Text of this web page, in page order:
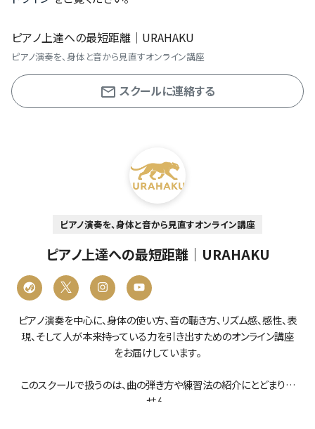
ピアノ上達への最短距離｜URAHAKU
ピアノ演奏を、身体と音から見直すオンライン講座
スクールに連絡する
ピアノ演奏を、身体と音から見直すオンライン講座
ピアノ上達への最短距離｜URAHAKU
ピアノ演奏を中心に、身体の使い方、音の聴き方、リズム感、感性、表
現、そして人が本来持っている力を引き出すためのオンライン講座
をお届けしています。
このスクールで扱うのは、曲の弾き方や練習法の紹介にとどまりま
せん。